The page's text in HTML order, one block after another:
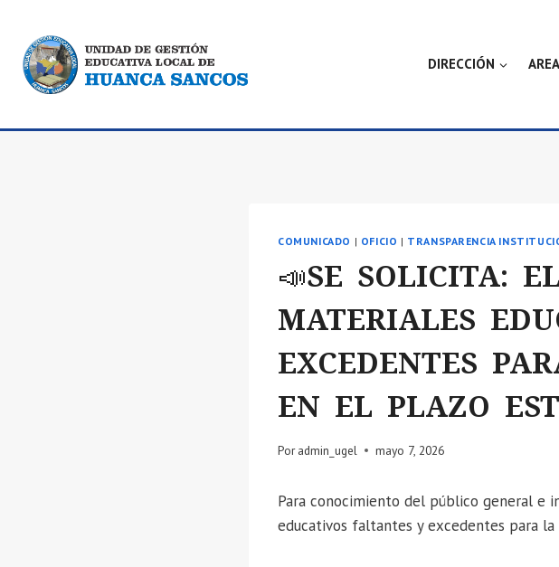
contenido
DIRECCIÓN
COMUNICADO | OFICIO | TRANSPARENCIA
📣SE SOLICITA:
MATERIALES
EXCEDENTES
EN EL PLAZO
Por admin_ugel mayo 7, 2026
Para conocimiento del público general e
educativos faltantes y excedentes para